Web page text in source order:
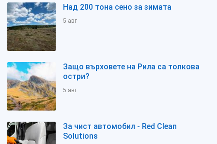
Над 200 тона сено за зимата
5 авг
Защо върховете на Рила са толкова
остри?
5 авг
За чист автомобил - Red Clean
Solutions